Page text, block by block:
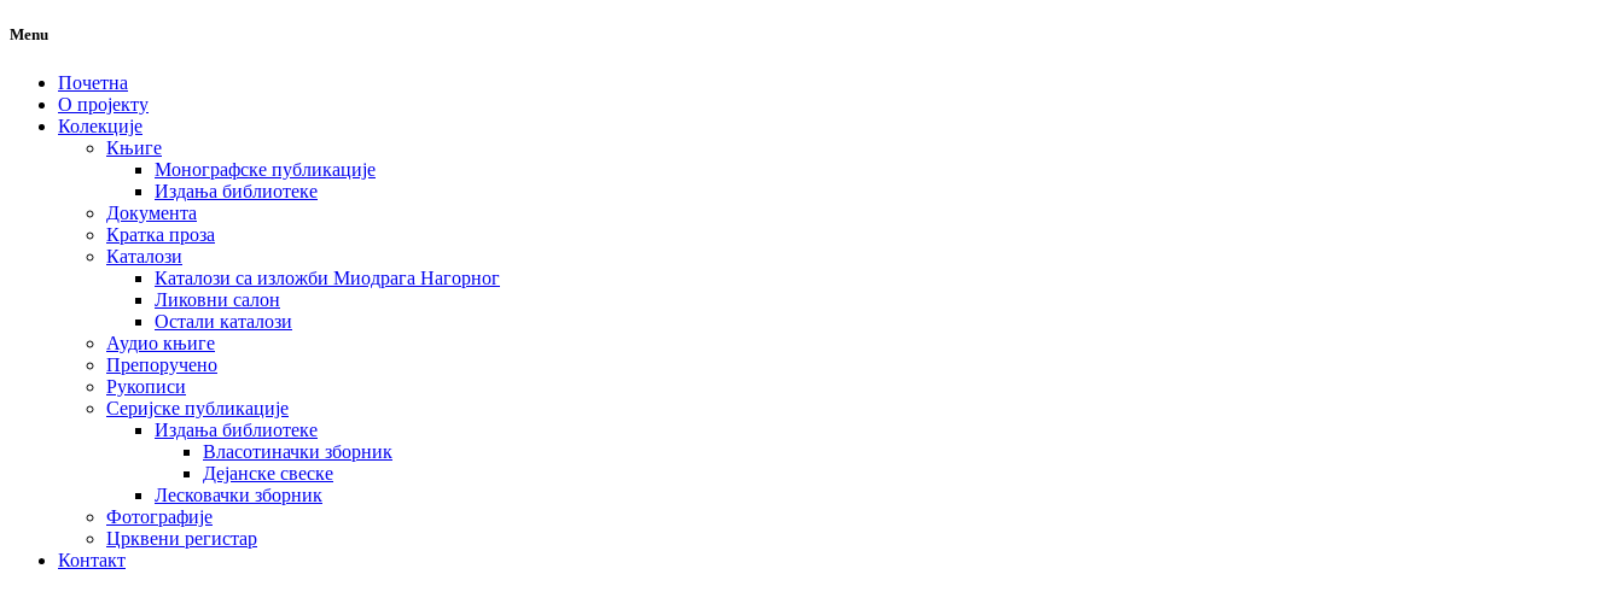
Menu
Почетна
О пројекту
Колекције
Књиге
Монографске публикације
Издања библиотеке
Документа
Кратка проза
Каталози
Каталози са изложби Миодрага Нагорног
Ликовни салон
Остали каталози
Аудио књиге
Препоручено
Рукописи
Серијске публикације
Издања библиотеке
Власотиначки зборник
Дејанске свеске
Лесковачки зборник
Фотографије
Црквени регистар
Контакт